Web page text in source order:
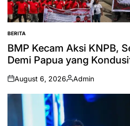
POSTED
IN
BERITA
BMP Kecam Aksi KNPB,
Demi Papua yang
on
August 6, 2026
Posted
by
Admin